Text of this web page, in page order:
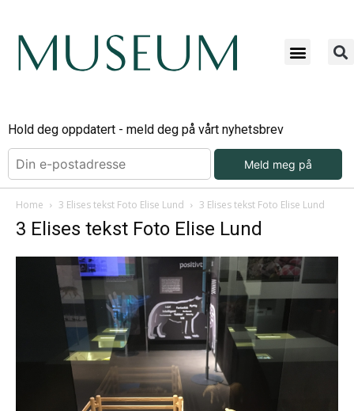
Hold deg oppdatert - meld deg på vårt nyhetsbrev
Meld meg på
Home 3 Elises tekst Foto Elise Lund 3 Elises tekst Foto Elise Lund
3 Elises tekst Foto Elise Lund